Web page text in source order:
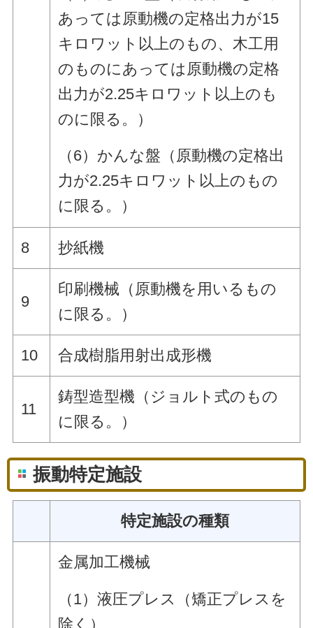
あっては原動機の定格出力が15
キロワット以上のもの、木工用
のものにあっては原動機の定格
出力が2.25キロワット以上のも
のに限る。）
（6）かんな盤（原動機の定格出
力が2.25キロワット以上のもの
に限る。）
8 抄紙機
9
印刷機械（原動機を用いるもの
に限る。）
10 合成樹脂用射出成形機
11
鋳型造型機（ジョルト式のもの
に限る。）
振動特定施設
特定施設の種類
金属加工機械
（1）液圧プレス（矯正プレスを
除く）